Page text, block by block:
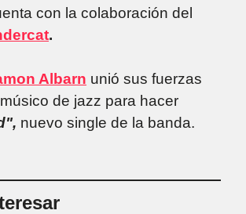
con la colaboración del
.
Albarn unió sus fuerzas
de jazz para hacer
nuevo single de la banda.